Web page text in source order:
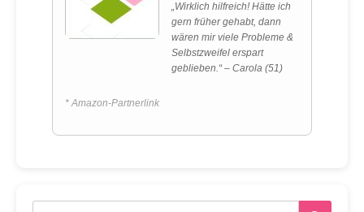
„Wirklich hilfreich! Hätte ich
gern früher gehabt, dann
wären mir viele Probleme &
Selbstzweifel erspart
geblieben.“ – Carola (51)
* Amazon-Partnerlink